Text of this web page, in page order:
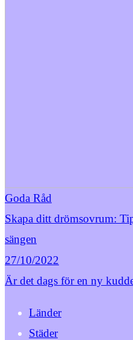
Goda Råd
Skapa ditt drömsovrum:
sängen
27/10/2022
Är det dags för en ny
Länder
Städer